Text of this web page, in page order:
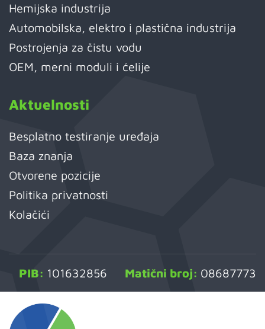
Hemijska industrija
Automobilska, elektro i plastična industrija
Postrojenja za čistu vodu
OEM, merni moduli i ćelije
Aktuelnosti
Besplatno testiranje uređaja
Baza znanja
Otvorene pozicije
Politika privatnosti
Kolačići
PIB: 101632856 Matični broj: 08687773